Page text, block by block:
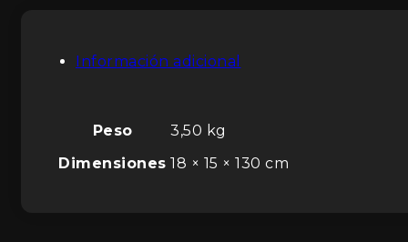
Información adicional
Peso
3,50 kg
Dimensiones 18 × 15 × 130 cm